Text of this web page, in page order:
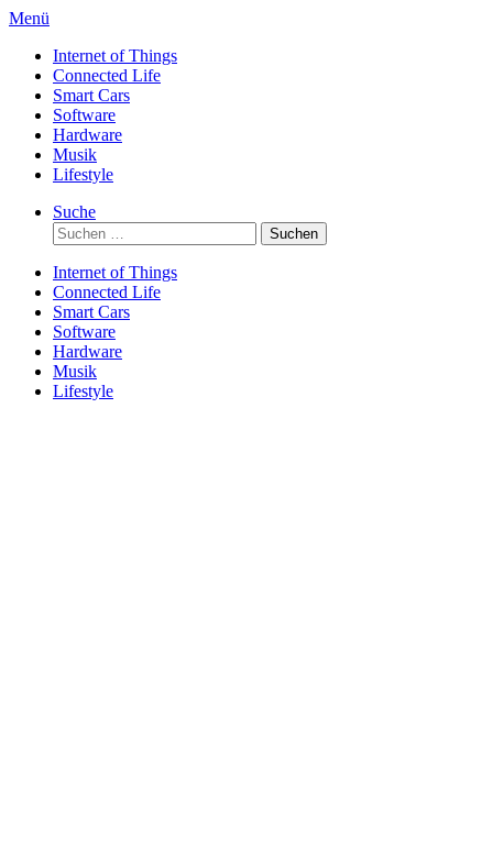
Direkt
Inhalt
Menü
Internet of Things
Connected Life
Smart Cars
Software
Hardware
Musik
Lifestyle
Suche
Suchen
nach:
Internet of Things
Connected Life
Smart Cars
Software
Hardware
Musik
Lifestyle